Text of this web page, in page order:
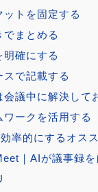
ットを固定する
でまとめる
明確にする
スで記載する
会議中に解決して
ワークを活用する
率的にするオス
｜AIが議事録を